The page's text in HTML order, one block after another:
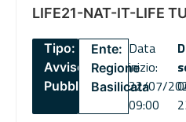
LIFE21-NAT-IT-LIFE
Tipo:
Avviso
Pubblico
Ente:
Regione
Basilicata
Data
inizio:
22/07/
09:00